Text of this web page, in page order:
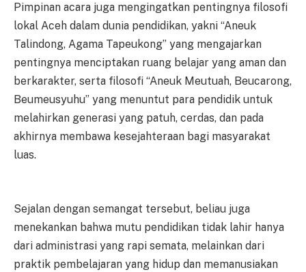
Pimpinan acara juga mengingatkan pentingnya filosofi
lokal Aceh dalam dunia pendidikan, yakni “Aneuk
Talindong, Agama Tapeukong” yang mengajarkan
pentingnya menciptakan ruang belajar yang aman dan
berkarakter, serta filosofi “Aneuk Meutuah, Beucarong,
Beumeusyuhu” yang menuntut para pendidik untuk
melahirkan generasi yang patuh, cerdas, dan pada
akhirnya membawa kesejahteraan bagi masyarakat
luas.
Sejalan dengan semangat tersebut, beliau juga
menekankan bahwa mutu pendidikan tidak lahir hanya
dari administrasi yang rapi semata, melainkan dari
praktik pembelajaran yang hidup dan memanusiakan